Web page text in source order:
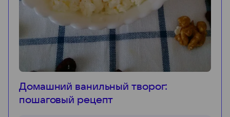
Домашний ванильный творог:
пошаговый рецепт